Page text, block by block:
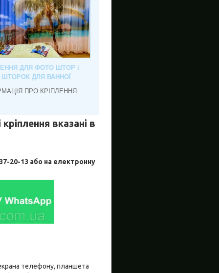
ДЛЯ ФОТО ШТОР і
ШТОРОК ДЛЯ ВАННОЇ
ПРО КРІПЛЕННЯ
вказані в
13 або на електронну
телефону, планшета